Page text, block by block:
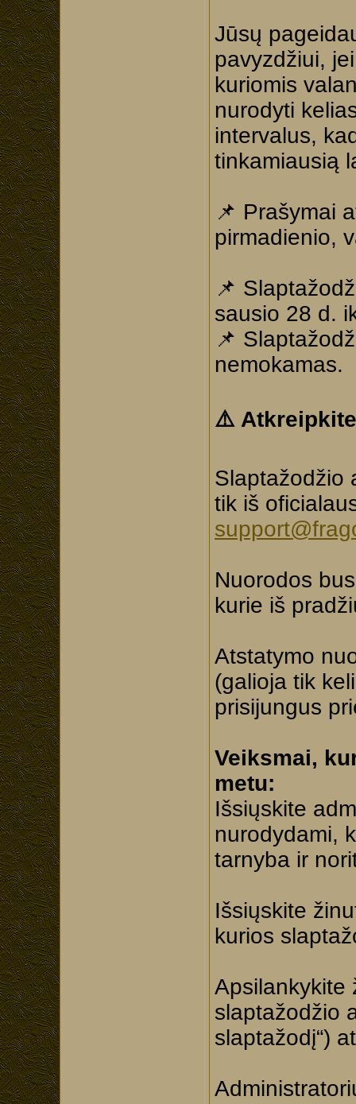
Jūsų
pavyzdžiui,
kuriomis
nurodyti
intervalus,
tinkamiausią
📌 Prašymai
pirmadienio,
📌
sausio 28 d.
📌
nemokamas.
⚠️
Slaptažodžio
tik iš
Nuorodos
kurie iš
Atstatymo
(galioja tik
prisijungus
Veiksmai,
metu:
Išsiųskite
nurodydami,
tarnyba ir
Išsiųskite
kurios
Apsilankykite
slaptažodžio
slaptažodį“)